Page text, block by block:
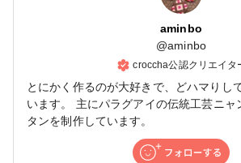
aminbo
@aminbo
croccha公認クリエイタ
とにかく作るのが大好きで、どハマりし
います。 主にパラグアイの伝統工芸ニャ
タンを制作しています。